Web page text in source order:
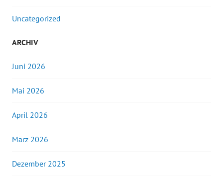
Uncategorized
ARCHIV
Juni 2026
Mai 2026
April 2026
März 2026
Dezember 2025